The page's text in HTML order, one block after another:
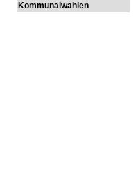
Kommunalwahlen